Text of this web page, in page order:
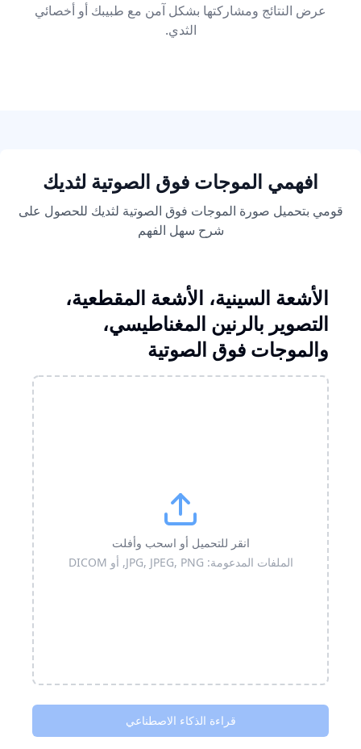
عرض النتائج ومشاركتها بشكل آمن مع طبيبك أو أخصائي
الثدي.
افهمي الموجات فوق الصوتية لثديك
قومي بتحميل صورة الموجات فوق الصوتية لثديك للحصول على
شرح سهل الفهم
الأشعة السينية، الأشعة المقطعية،
التصوير بالرنين المغناطيسي،
والموجات فوق الصوتية
انقر للتحميل أو اسحب وأفلت
الملفات المدعومة: JPG, JPEG, PNG, أو DICOM
قراءة الذكاء الاصطناعي